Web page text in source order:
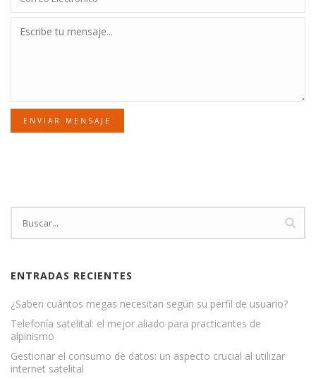
ENVIAR MENSAJE
ENTRADAS RECIENTES
¿Saben cuántos megas necesitan según su perfil de usuario?
Telefonía satelital: el mejor aliado para practicantes de
alpinismo
Gestionar el consumo de datos: un aspecto crucial al utilizar
internet satelital